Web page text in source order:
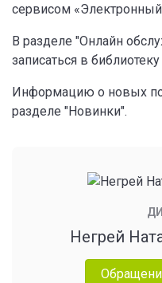
сервисом «Электронный
В разделе "Онлайн
записаться в
Информацию о новых
разделе "Новинки".
Негрей